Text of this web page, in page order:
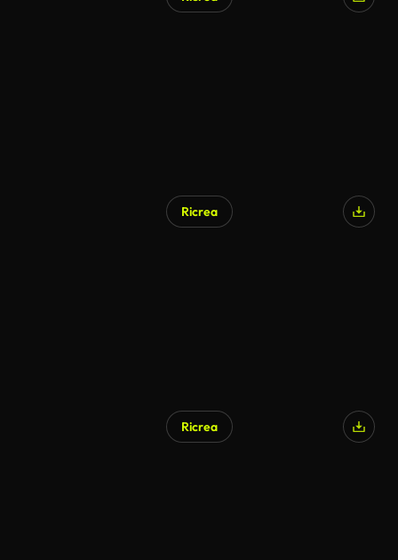
Ricrea
Ricrea